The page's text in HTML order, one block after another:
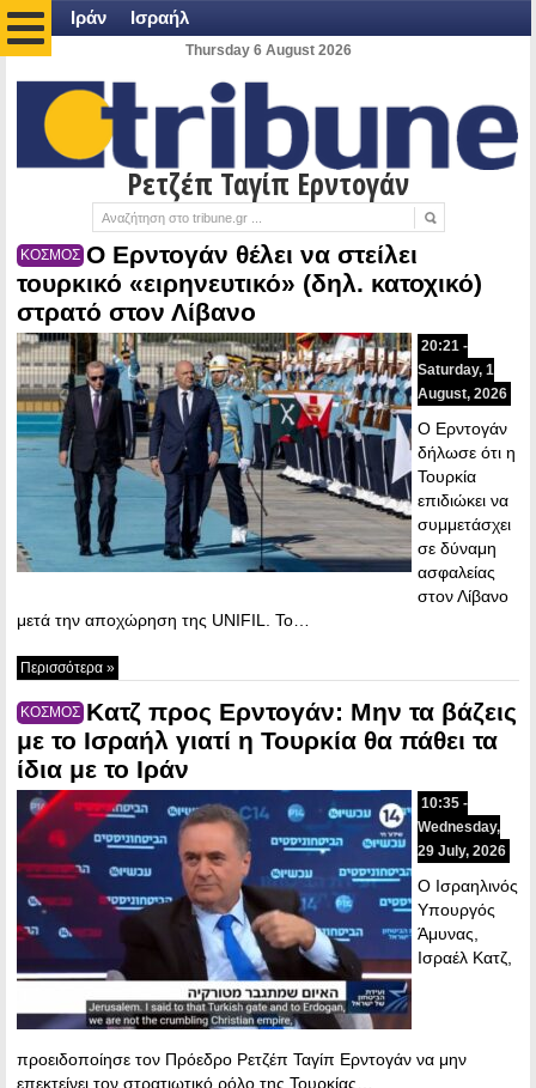
Ιράν Ισραήλ
Thursday 6 August 2026
Ρετζέπ Ταγίπ Ερντογάν
ΚΟΣΜΟΣ Ο Ερντογάν θέλει να στείλει
τουρκικό «ειρηνευτικό» (δηλ. κατοχικό)
στρατό στον Λίβανο
20:21 -
Saturday, 1
August, 2026
Ο Ερντογάν
δήλωσε ότι η
Τουρκία
επιδιώκει να
συμμετάσχει
σε δύναμη
ασφαλείας
στον Λίβανο
μετά την αποχώρηση της UNIFIL. Το…
Περισσότερα »
ΚΟΣΜΟΣ Κατζ προς Ερντογάν: Μην τα βάζεις
με το Ισραήλ γιατί η Τουρκία θα πάθει τα
ίδια με το Ιράν
10:35 -
Wednesday,
29 July, 2026
Ο Ισραηλινός
Υπουργός
Άμυνας,
Ισραέλ Κατζ,
προειδοποίησε τον Πρόεδρο Ρετζέπ Ταγίπ Ερντογάν να μην
επεκτείνει τον στρατιωτικό ρόλο της Τουρκίας…